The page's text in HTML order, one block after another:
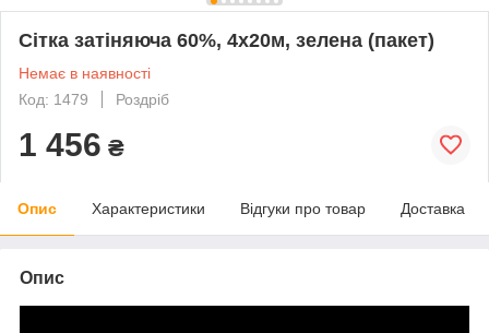
Сітка затіняюча 60%, 4х20м, зелена (пакет)
Немає в наявності
Код: 1479
Роздріб
1 456 ₴
Опис Характеристики Відгуки про товар Доставка
Опис